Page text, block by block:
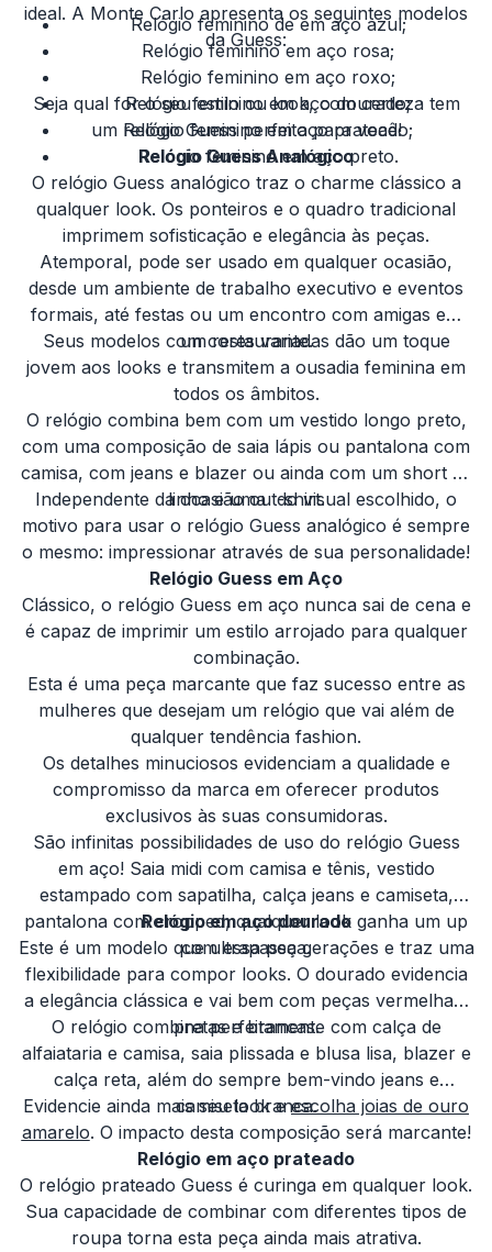
ideal. A Monte Carlo apresenta os seguintes modelos
da Guess:
Relógio feminino de em aço azul;
Relógio feminino em aço rosa;
Relógio feminino em aço roxo;
Relógio feminino em aço dourado;
Relógio feminino em aço prateado;
Relógio feminino em aço preto.
Seja qual for o seu estilo ou look, com certeza tem
um relógio Guess perfeito para você!
Relógio Guess Analógico
O relógio Guess analógico traz o charme clássico a
qualquer look. Os ponteiros e o quadro tradicional
imprimem sofisticação e elegância às peças.
Atemporal, pode ser usado em qualquer ocasião,
desde um ambiente de trabalho executivo e eventos
formais, até festas ou um encontro com amigas em
um restaurante.
Seus modelos com cores variadas dão um toque
jovem aos looks e transmitem a ousadia feminina em
todos os âmbitos.
O relógio combina bem com um vestido longo preto,
com uma composição de saia lápis ou pantalona com
camisa, com jeans e blazer ou ainda com um short de
linho e uma t-shirt.
Independente da ocasião ou do visual escolhido, o
motivo para usar o relógio Guess analógico é sempre
o mesmo: impressionar através de sua personalidade!
Relógio Guess em Aço
Clássico, o relógio Guess em aço nunca sai de cena e
é capaz de imprimir um estilo arrojado para qualquer
combinação.
Esta é uma peça marcante que faz sucesso entre as
mulheres que desejam um relógio que vai além de
qualquer tendência fashion.
Os detalhes minuciosos evidenciam a qualidade e
compromisso da marca em oferecer produtos
exclusivos às suas consumidoras.
São infinitas possibilidades de uso do relógio Guess
em aço! Saia midi com camisa e tênis, vestido
estampado com sapatilha, calça jeans e camiseta,
pantalona com cropped, qualquer look ganha um up
com essa peça.
Relógio em aço dourado
Este é um modelo que ultrapassa gerações e traz uma
flexibilidade para compor looks. O dourado evidencia
a elegância clássica e vai bem com peças vermelhas,
pretas e brancas.
O relógio combina perfeitamente com calça de
alfaiataria e camisa, saia plissada e blusa lisa, blazer e
calça reta, além do sempre bem-vindo jeans e
camiseta branca.
Evidencie ainda mais seu look eescolha joias de ouro
amarelo. O impacto desta composição será marcante!
Relógio em aço prateado
O relógio prateado Guess é curinga em qualquer look.
Sua capacidade de combinar com diferentes tipos de
roupa torna esta peça ainda mais atrativa.